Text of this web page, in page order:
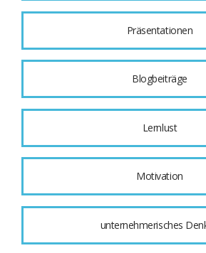
Präsentationen
Blogbeiträge
Lernlust
Motivation
unternehmerisches